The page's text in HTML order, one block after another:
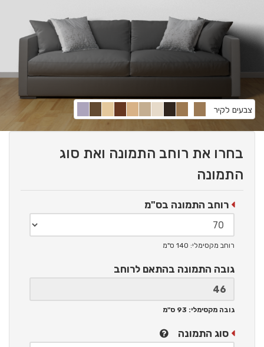
צבעים לקיר
בחרו את רוחב התמונה ואת סוג
התמונה
רוחב התמונה בס"מ
רוחב מקסימלי: 140 ס"מ
גובה התמונה בהתאם לרוחב
גובה מקסימלי: 93 ס"מ
סוג התמונה